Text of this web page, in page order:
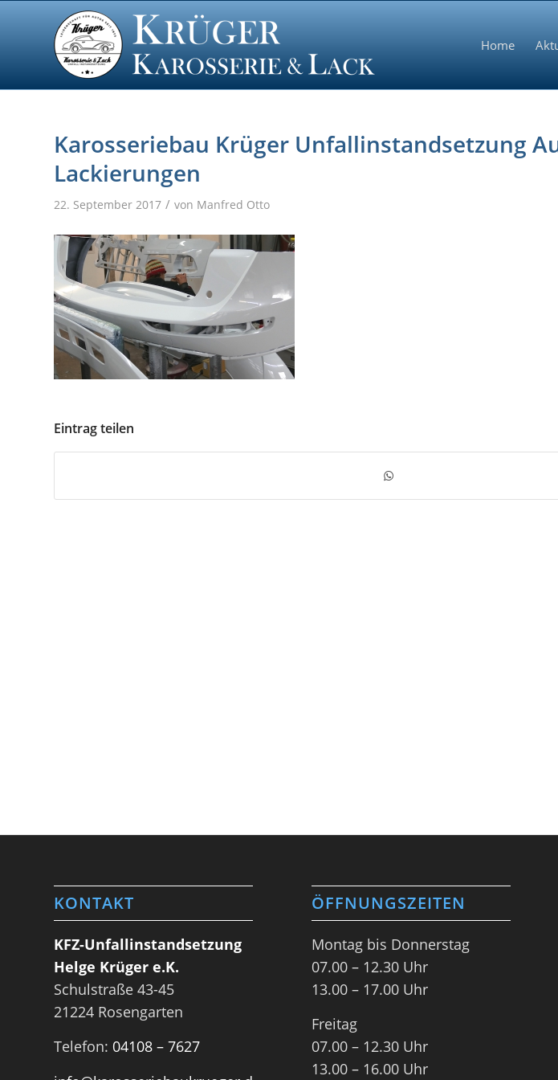
Home
Karosseriebau Krüger Unfallinstandsetzung
Lackierungen
22. September 2017 / von Manfred Otto
Eintrag teilen
KONTAKT
KFZ-Unfallinstandsetzung
Helge Krüger e.K.
Schulstraße 43-45
21224 Rosengarten
Telefon: 04108 – 7627
ÖFFNUNGSZEITEN
Montag bis Donnerstag
07.00 – 12.30 Uhr
13.00 – 17.00 Uhr
Freitag
07.00 – 12.30 Uhr
13.00 – 16.00 Uhr